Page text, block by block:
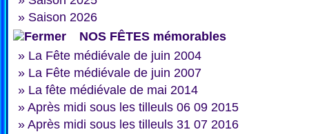
» Saison 2026
NOS FÊTES mémorables
» La Fête médiévale de juin 2004
» La Fête médiévale de juin 2007
» La fête médiévale de mai 2014
» Après midi sous les tilleuls 06 09 2015
» Après midi sous les tilleuls 31 07 2016